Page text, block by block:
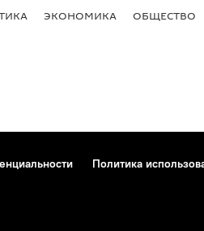
ЭКОНОМИКА ОБЩЕСТВО
Политика